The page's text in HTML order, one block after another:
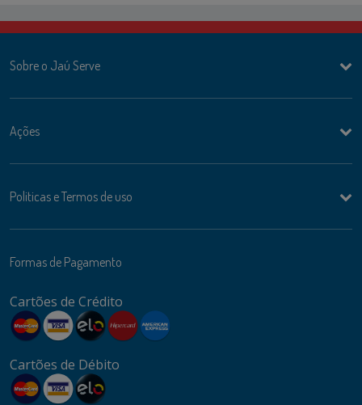
Sobre o Jaú Serve
Ações
Politicas e Termos de uso
Formas de Pagamento
Cartões de Crédito
Cartões de Débito